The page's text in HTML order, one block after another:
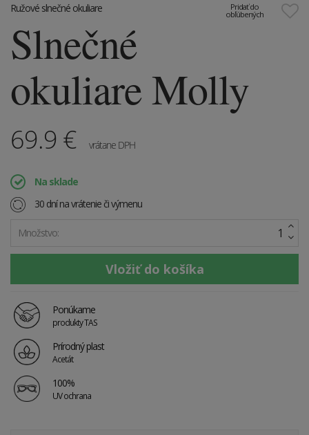
Pridať do
obľúbených
Ružové slnečné okuliare
Slnečné
okuliare Molly
69.9 € vrátane DPH
Na sklade
30 dní na vrátenie či výmenu
Množstvo:
Ponúkame
produkty TAS
Prírodný plast
Acetát
100%
UV ochrana